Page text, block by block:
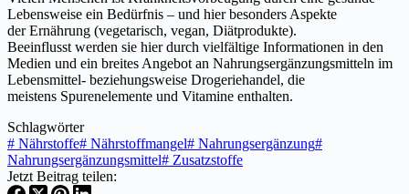
Lebensweise ein Bedürfnis – und hier besonders Aspekte
der Ernährung (vegetarisch, vegan, Diätprodukte).
Beeinflusst werden sie hier durch vielfältige Informationen in den
Medien und ein breites Angebot an Nahrungsergänzungsmitteln im
Lebensmittel- beziehungsweise Drogeriehandel, die
meistens Spurenelemente und Vitamine enthalten.
Schlagwörter
# Nährstoffe# Nährstoffmangel# Nahrungsergänzung#
Nahrungsergänzungsmittel# Zusatzstoffe
Jetzt Beitrag teilen: